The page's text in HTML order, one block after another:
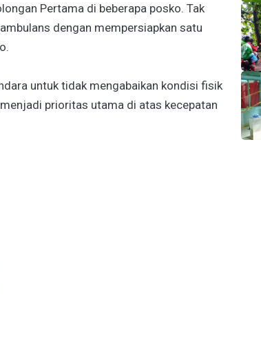
Pertama di beberapa posko. Tak
dengan mempersiapkan satu
untuk tidak mengabaikan kondisi fisik
prioritas utama di atas kecepatan